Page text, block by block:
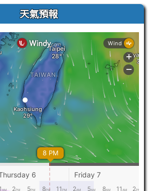
天氣預報